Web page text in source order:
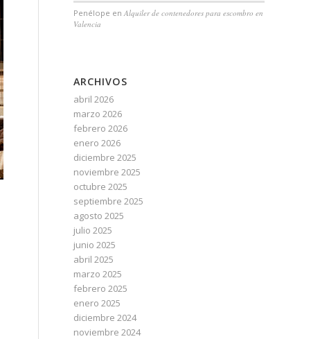
Penélope enAlquiler de contenedores para escombro en
Valencia
ARCHIVOS
abril 2026
marzo 2026
febrero 2026
enero 2026
diciembre 2025
noviembre 2025
octubre 2025
septiembre 2025
agosto 2025
julio 2025
junio 2025
abril 2025
marzo 2025
febrero 2025
enero 2025
diciembre 2024
noviembre 2024